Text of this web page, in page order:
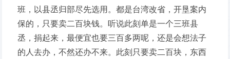
班，以县丞归部尽先选用。都是台湾改省，开垦案内
保的，只要卖二百块钱。听说此刻单是一个三班县
丞，捐起来，最便宜也要三百多两呢，还是会想法子
的人去办，不然还办不来。此刻只要卖二百块，东西